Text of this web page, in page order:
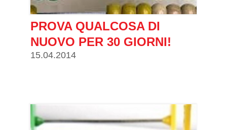
PROVA QUALCOSA DI
NUOVO PER 30 GIORNI!
15.04.2014